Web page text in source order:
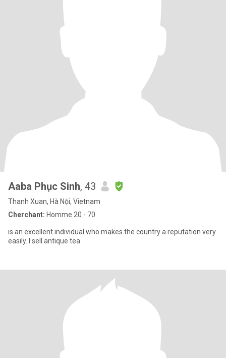
Aaba Phục Sinh, 43
Thanh Xuan, Hà Nội, Vietnam
Cherchant: Homme 20 - 70
is an excellent individual who makes the country a reputation very
easily. I sell antique tea